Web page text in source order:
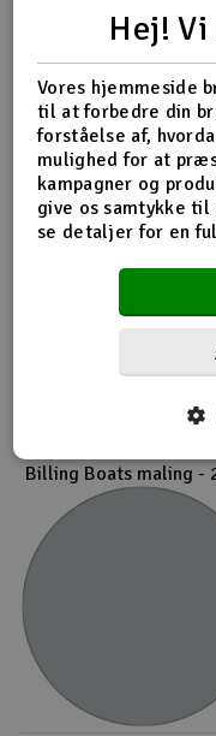
Billing Boats maling -
Billing Boats maling -
Hej! Vi
Vores hjemmeside
til at forbedre din
forståelse af,
mulighed for at
kampagner og
give os samtykke
se detaljer for en